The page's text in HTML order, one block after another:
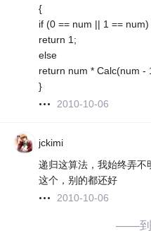
{
if (0 == num || 1 == num)
return 1;
else
return num * Calc(num -
}
2010-10-06
jckimi
递归这算法，我始终弄不
这个，别的都还好
2010-10-06
——